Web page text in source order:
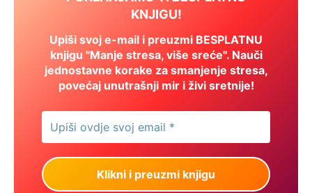
KNJIGU!
Upiši svoj e-mail i preuzmi BESPLATNU
knjigu "Manje stresa, više sreće". Nauči
jednostavne korake za smanjenje stresa,
povećaj unutrašnji mir i živi sretnije!